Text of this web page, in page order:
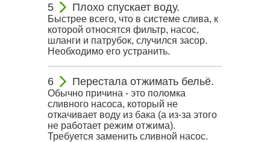
Плохо спускает воду.
Быстрее всего, что в системе слива, к
которой относятся фильтр, насос,
шланги и патрубок, случился засор.
Необходимо его устранить.
Перестала отжимать бельё.
Обычно причина - это поломка
сливного насоса, который не
откачивает воду из бака (а из-за этого
не работает режим отжима).
Требуется заменить сливной насос.